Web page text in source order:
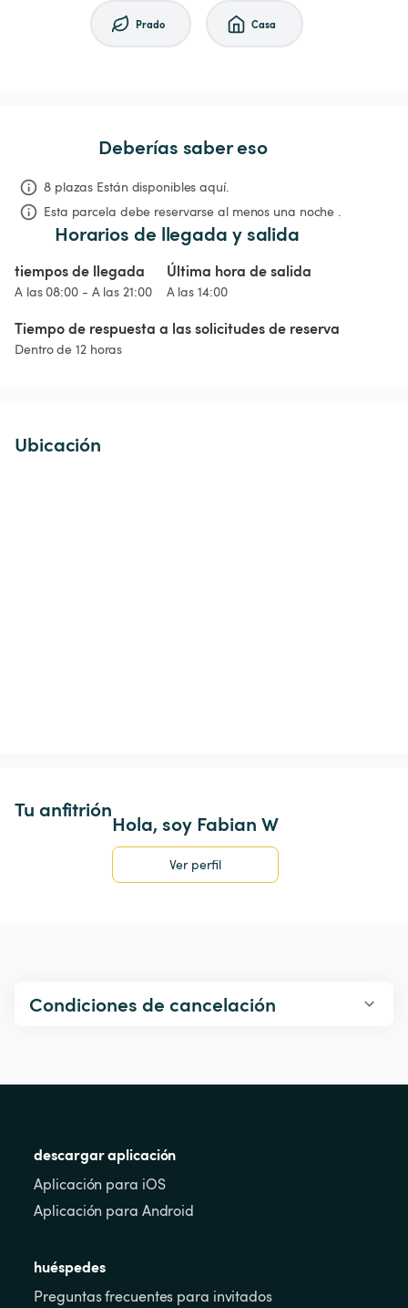
Prado Casa
Deberías saber eso
8 plazas Están disponibles aquí.
Esta parcela debe reservarse al menos una noche .
Horarios de llegada y salida
tiempos de llegada
A las 08:00 - A las 21:00
Última hora de salida
A las 14:00
Tiempo de respuesta a las solicitudes de reserva
Dentro de 12 horas
Ubicación
Tu anfitrión
Hola, soy Fabian W
Ver perfil
Condiciones de cancelación
descargar aplicación
Aplicación para iOS
Aplicación para Android
huéspedes
Preguntas frecuentes para invitados